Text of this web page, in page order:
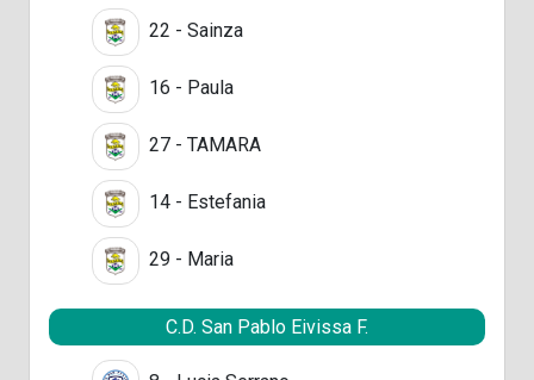
22 - Sainza
16 - Paula
27 - TAMARA
14 - Estefania
29 - Maria
C.D. San Pablo Eivissa F.